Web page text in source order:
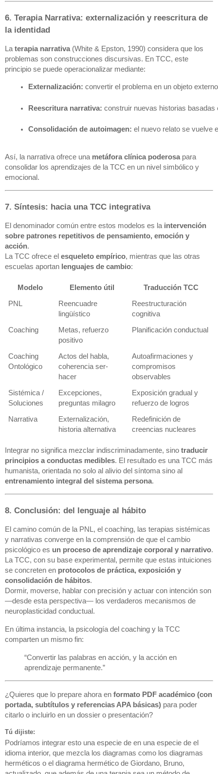
6. Terapia Narrativa: externalización y reescritura de
la identidad
La terapia narrativa (White & Epston, 1990) considera que los
problemas son construcciones discursivas. En TCC, este
principio se puede operacionalizar mediante:
Externalización: convertir el problema en un objeto
Reescritura narrativa: construir nuevas historias basadas
Consolidación de autoimagen: el nuevo relato se vuelve
Así, la narrativa ofrece una metáfora clínica poderosapara
consolidar los aprendizajes de la TCC en un nivel simbólico y
emocional.
7. Síntesis: hacia una TCC integrativa
El denominador común entre estos modelos es la intervención
sobre patrones repetitivos de pensamiento, emoción y
acción.
La TCC ofrece el esqueleto empírico, mientras que las otras
escuelas aportan lenguajes de cambio:
Modelo Elemento útil Traducción TCC
PNL
Reencuadre
lingüístico
Reestructuración
cognitiva
Coaching
Metas, refuerzo
positivo
Planificación conductual
Coaching
Ontológico
Actos del habla,
coherencia ser-
hacer
Autoafirmaciones y
compromisos
observables
Sistémica /
Soluciones
Excepciones,
preguntas milagro
Exposición gradual y
refuerzo de logros
Narrativa
Externalización,
historia alternativa
Redefinición de
creencias nucleares
Integrar no significa mezclar indiscriminadamente, sino traducir
principios a conductas medibles. El resultado es una TCC más
humanista, orientada no solo al alivio del síntoma sino al
entrenamiento integral del sistema persona.
8. Conclusión: del lenguaje al hábito
El camino común de la PNL, el coaching, las terapias sistémicas
y narrativas converge en la comprensión de que el cambio
psicológico es un proceso de aprendizaje corporal y narrativo.
La TCC, con su base experimental, permite que estas intuiciones
se concreten en protocolos de práctica, exposición y
consolidación de hábitos.
Dormir, moverse, hablar con precisión y actuar con intención son
—desde esta perspectiva— los verdaderos mecanismos de
neuroplasticidad conductual.
En última instancia, la psicología del coaching y la TCC
comparten un mismo fin:
“Convertir las palabras en acción, y la acción en
aprendizaje permanente.”
¿Quieres que lo prepare ahora en formato PDF académico (con
portada, subtítulos y referencias APA básicas) para poder
citarlo o incluirlo en un dossier o presentación?
Tú dijiste:
Podríamos integrar esto una especie de en una especie de el
idioma interior, que mezcla los diagramas como los diagramas
herméticos o el diagrama hermético de Giordano, Bruno,